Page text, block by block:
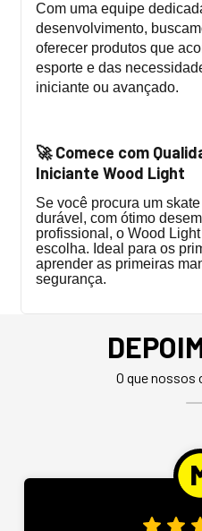
Com uma equipe
desenvolvimento,
oferecer produtos que
esporte e das
iniciante ou avançado.
🚀Comece com
Iniciante Wood Light
Se você procura um
durável, com ótimo
profissional, o Wood
escolha. Ideal para os
aprender as primeiras
segurança.
O que nossos